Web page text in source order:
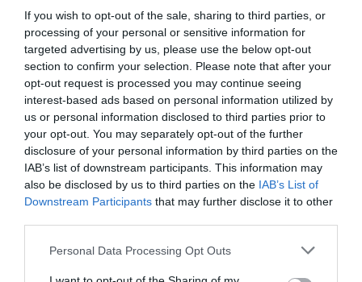
If you wish to opt-out of the sale, sharing to third parties, or
processing of your personal or sensitive information for
targeted advertising by us, please use the below opt-out
section to confirm your selection. Please note that after your
opt-out request is processed you may continue seeing
interest-based ads based on personal information utilized by
us or personal information disclosed to third parties prior to
your opt-out. You may separately opt-out of the further
disclosure of your personal information by third parties on the
IAB’s list of downstream participants. This information may
also be disclosed by us to third parties on the IAB’s List of
Downstream Participants that may further disclose it to other
Please note that this website/app uses one or more Google
Personal Data Processing Opt Outs
του από τη θάλασσα
07.08.2026 | 20:57
Ανακοινώθηκαν νέες προσλήψεις
σε δήμο της Εύβοιας: Δείτε εδώ
07.08.2026 | 20:40
Ποιοι και γιατί θα πάρουν
διπλάσια σύνταξη τον Αύγουστο
07.08.2026 | 20:20
για τις φωτιές
07.08.2026 | 20:00
Όλες οι τελευταίες ειδήσεις
ΠΕΡΙΣΣΟΤΕΡΑ ΑΠΟ ΕΙΔΗΣΕΙΣ ΕΥΒΟΙΑ